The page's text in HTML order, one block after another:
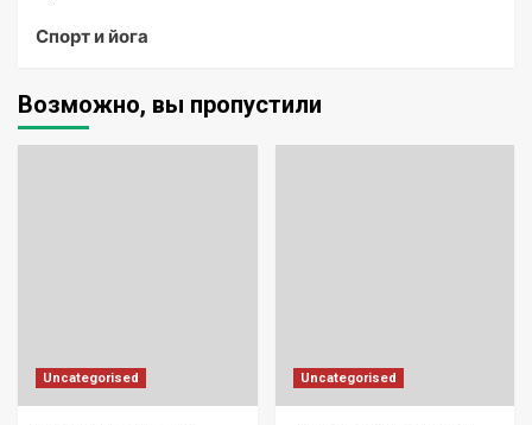
Спорт и йога
Возможно, вы пропустили
Uncategorised Uncategorised